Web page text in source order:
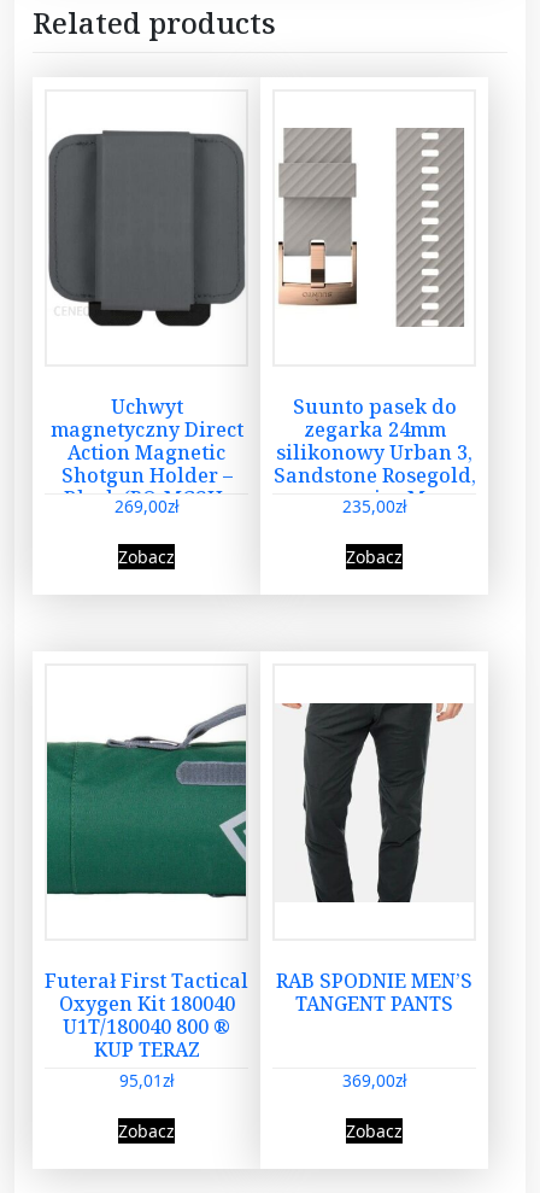
Related products
Uchwyt
magnetyczny Direct
Action Magnetic
Shotgun Holder –
Black (PO-MGSH-
CD5-BLK) H
269,00zł
Zobacz
Suunto pasek do
zegarka 24mm
silikonowy Urban 3,
Sandstone Rosegold,
rozmiar M
235,00zł
Zobacz
Futerał First Tactical
Oxygen Kit 180040
U1T/180040 800 ®
KUP TERAZ
95,01zł
Zobacz
RAB SPODNIE MEN’S
TANGENT PANTS
369,00zł
Zobacz